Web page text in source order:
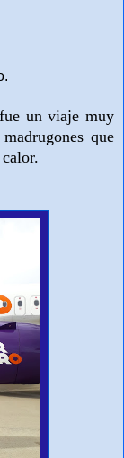
un viaje muy
que